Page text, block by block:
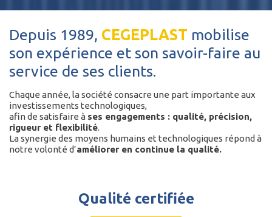
Depuis 1989, CEGEPLAST mobilise
son expérience et son savoir-faire au
service de ses clients.
Chaque année, la société consacre une part importante aux
investissements technologiques,
afin de satisfaire à ses engagements : qualité, précision,
rigueur et flexibilité.
La synergie des moyens humains et technologiques répond à
notre volonté d’améliorer en continue la qualité.
Qualité certifiée